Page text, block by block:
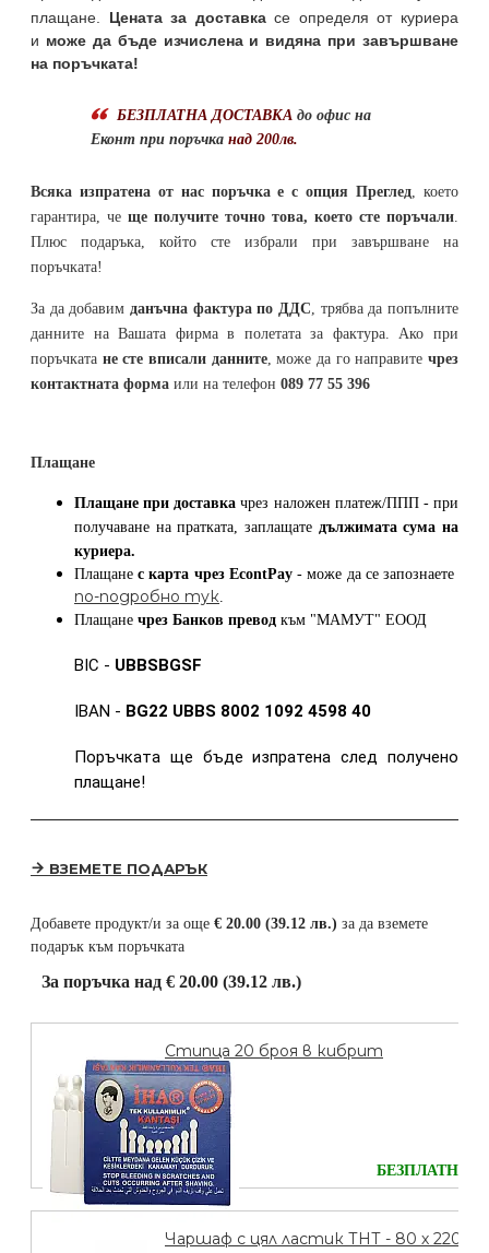
плащане. Цената за доставкасе определя от куриера
и може да бъде изчислена и видяна при завършване
на поръчката!
БЕЗПЛАТНА ДОСТАВКА до офис на
Еконт при поръчка над 200лв.
Всяка изпратена от нас поръчка е с опция Преглед, което
гарантира, че ще получите точно това, което сте поръчали.
Плюс подаръка, който сте избрали при завършване на
поръчката!
За да добавим данъчна фактура по ДДС, трябва да попълните
данните на Вашата фирма в полетата за фактура. Ако при
поръчката не сте вписали данните, може да го направитечрез
контактната форма или на телефон 089 77 55 396
Плащане
Плащане при доставка чрез наложен платеж/ППП - при
получаване на пратката, заплащате дължимата сума на
куриера.
Плащанес карта чрез EcontPay- може да се запознаете
по-подробно тук.
Плащане чрез Банков превод към "МАМУТ" ЕООД
BIC - UBBSBGSF
IBAN - BG22 UBBS 8002 1092 4598 40
Поръчката ще бъде изпратена след получено
плащане!
ВЗЕМЕТЕ ПОДАРЪК
Добавете продукт/и за още € 20.00 (39.12 лв.) за да вземете
подарък към поръчката
За поръчка над € 20.00 (39.12 лв.)
Стипца 20 броя в кибрит
БЕЗПЛАТНО
Чаршаф с цял ластик ТНТ - 80 х 220